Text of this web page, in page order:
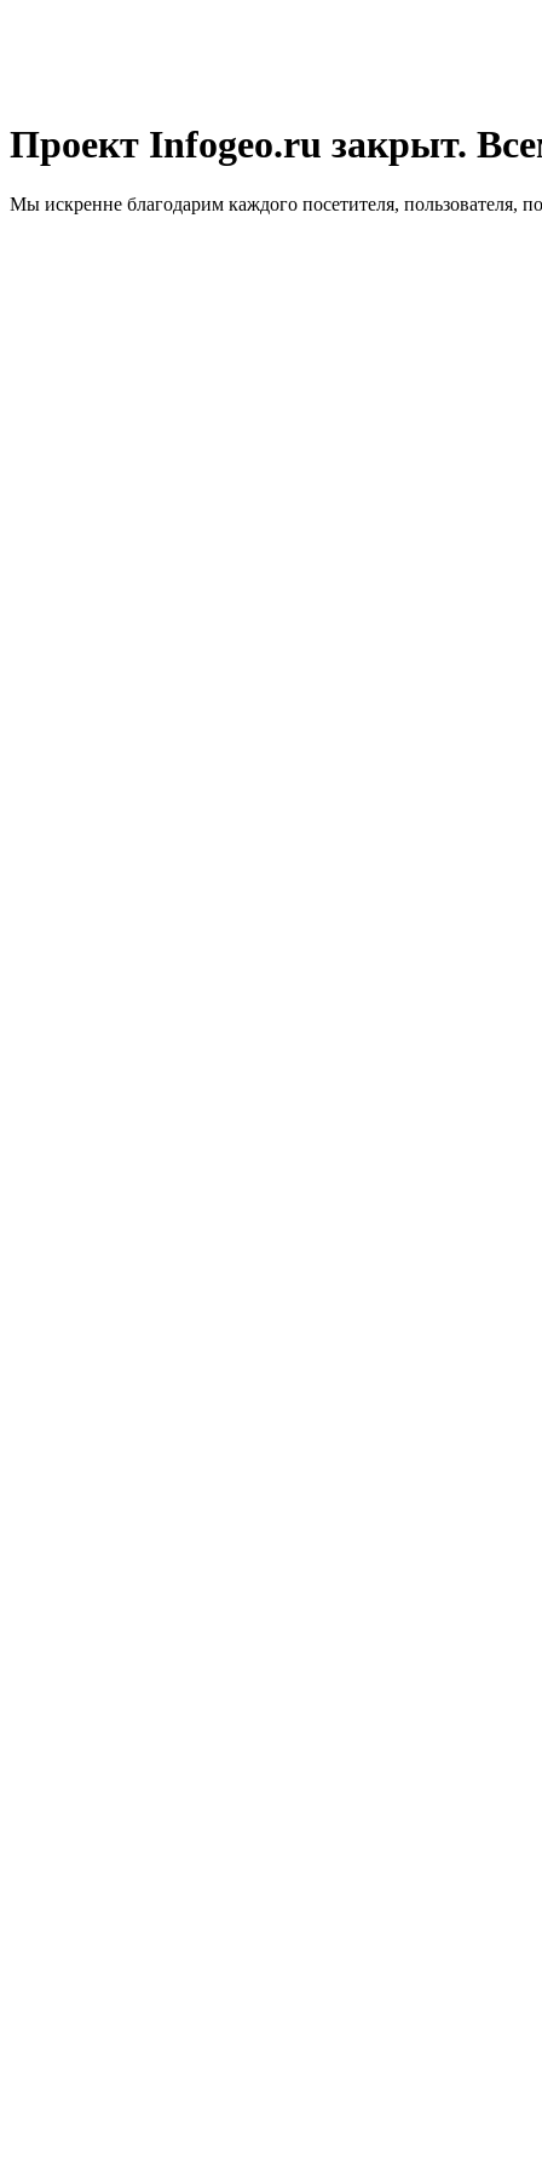
Проект Infogeo.ru закрыт.
Мы искренне благодарим каждого посетителя, пользователя,